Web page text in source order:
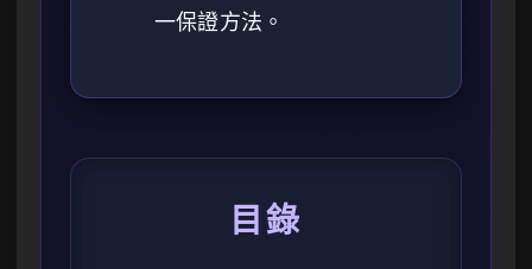
一保證方法。
目錄